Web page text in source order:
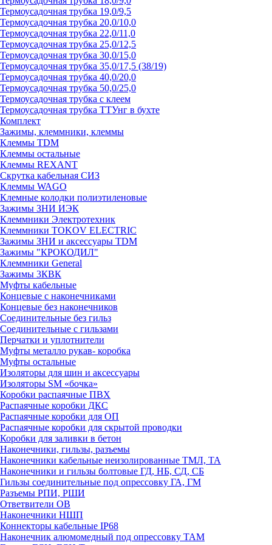
Термоусадочная трубка 19,0/9,5
Термоусадочная трубка 20,0/10,0
Термоусадочная трубка 22,0/11,0
Термоусадочная трубка 25,0/12,5
Термоусадочная трубка 30,0/15,0
Термоусадочная трубка 35,0/17,5 (38/19)
Термоусадочная трубка 40,0/20,0
Термоусадочная трубка 50,0/25,0
Термоусадочная трубка с клеем
Термоусадочная трубка ТТУнг в бухте
Комплект
Зажимы, клеммники, клеммы
Клеммы TDM
Клеммы остальные
Клеммы REXANT
Скрутка кабельная СИЗ
Клеммы WAGO
Клемные колодки полиэтиленовые
Зажимы ЗНИ ИЭК
Клеммники Электротехник
Клеммники TOKOV ELECTRIC
Зажимы ЗНИ и аксессуары TDM
Зажимы "КРОКОДИЛ"
Клеммники General
Зажимы 3КВК
Муфты кабельные
Концевые с наконечниками
Концевые без наконечников
Соединительные без гильз
Соединительные с гильзами
Перчатки и уплотнители
Муфты металло рукав- коробка
Муфты остальные
Изоляторы для шин и аксессуары
Изоляторы SM «бочка»
Коробки распаячные ПВХ
Распаячные коробки ДКС
Распаячные коробки для ОП
Распаячные коробки для скрытой проводки
Коробки для заливки в бетон
Наконечники, гильзы, разъемы
Наконечники кабельные неизолированные ТМЛ, ТА
Наконечники и гильзы болтовые ГД, НБ, СД, СБ
Гильзы соединительные под опрессовку ГА, ГМ
Разъемы РПИ, РШИ
Ответвители ОВ
Наконечники НШП
Коннекторы кабельные IP68
Наконечник алюмомедный под опрессовку ТАМ